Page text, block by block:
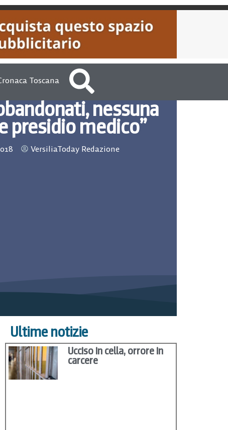
Toscana
nessuna
presidio medico”
VersiliaToday Redazione
Ultime notizie
Ucciso in cella, orrore in
carcere